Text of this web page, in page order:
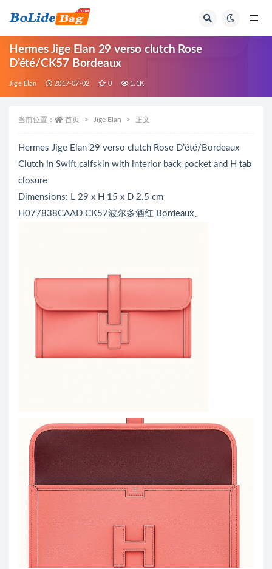
Hermes Jige Elan 29 verso clutch Rose
D’été/CK57 Bordeaux
Jige Elan 2017-07-02 0 1.1K
当前位置： 首页 Jige Elan 正文
Hermes Jige Elan 29 verso clutch Rose D’été/Bordeaux
Clutch in Swift calfskin with interior back pocket and H tab
closure
Dimensions: L 29 x H 15 x D 2.5 cm
H077838CAAD CK57波尔多酒红 Bordeaux、